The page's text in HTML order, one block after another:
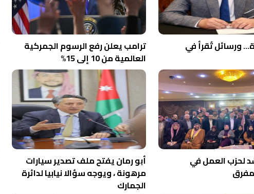
ورسائل تُقرأ في
ترامب يعلن رفع الرسوم الجمركية
العالمية من 10 إلى 15%
لحزب العمل في
أبو رمان يفتح ملف تصدير سيارات
مرهونة ، ويوجه سؤالا نيابيا لدائرة
الجمارك